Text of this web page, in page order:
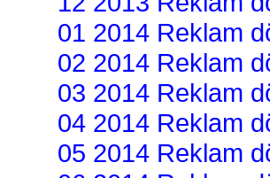
01 2014 Reklam
02 2014 Reklam
03 2014 Reklam
04 2014 Reklam
05 2014 Reklam